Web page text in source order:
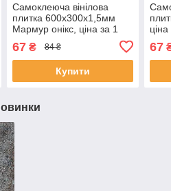
Самоклеюча вінілова
плитка 600х300х1,5мм
Мармур онікс, ціна за 1
SW-00000643
67₴ 84 ₴
Купити
67